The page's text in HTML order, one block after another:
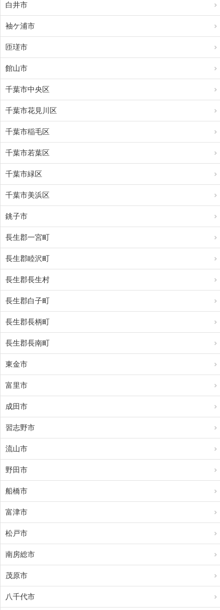
白井市
袖ケ浦市
匝瑳市
館山市
千葉市中央区
千葉市花見川区
千葉市稲毛区
千葉市若葉区
千葉市緑区
千葉市美浜区
銚子市
長生郡一宮町
長生郡睦沢町
長生郡長生村
長生郡白子町
長生郡長柄町
長生郡長南町
東金市
富里市
成田市
習志野市
流山市
野田市
船橋市
富津市
松戸市
南房総市
茂原市
八千代市